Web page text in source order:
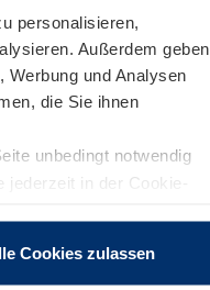
personalisieren,
Außerdem geben
und Analysen
die Sie ihnen
unbedingt notwendig
in der Cookie-
Cookies zulassen
den
jedoch erst ab
von